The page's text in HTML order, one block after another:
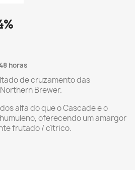
horas
de cruzamento das
Brewer.
alfa do que o Cascade e o
oferecendo um amargor
frutado / cítrico.